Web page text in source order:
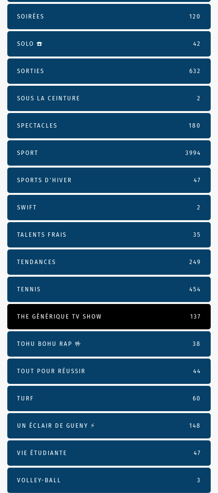
SOIRÉES 120
SOLO ☎️ 42
SORTIES 632
SOUS LA CEINTURE 2
SPECTACLES 180
SPORT 3994
SPORTS D'HIVER 47
SWIFT 2
TALENTS FRAIS 35
TENDANCES 249
TENNIS 454
THE GÉNÉRIQUE TV SHOW 137
TOHU BOHU RAP 🤟 38
TOUT POUR RÉUSSIR 44
TURF 60
UN ÉCLAIR DE GUENY ⚡️ 148
VIE ÉTUDIANTE 47
VOLLEY-BALL 3